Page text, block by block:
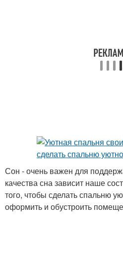
Сон - очень важен для
качества сна зависит наше
того, чтобы сделать спальню
оформить и обустроить